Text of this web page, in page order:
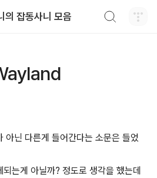
의 잡동사니 모음
아닌 다른게 들어간다는 소문은 들었
는게 아닐까? 정도로 생각을 했는데